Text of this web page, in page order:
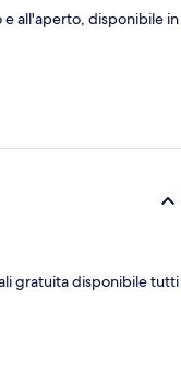
e all'aperto, disponibile in
gratuita disponibile tutti